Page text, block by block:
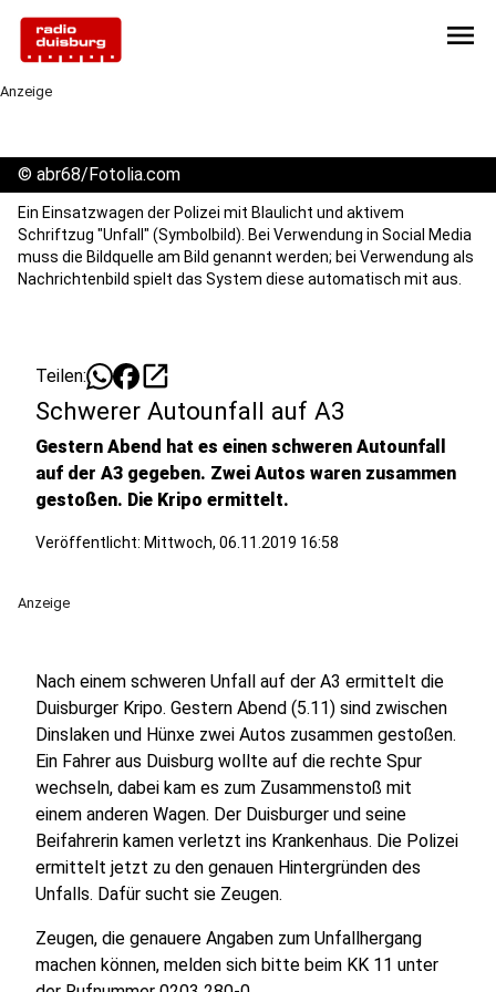
menu
Anzeige
© abr68/Fotolia.com
Ein Einsatzwagen der Polizei mit Blaulicht und aktivem
Schriftzug "Unfall" (Symbolbild). Bei Verwendung in Social Media
muss die Bildquelle am Bild genannt werden; bei Verwendung als
Nachrichtenbild spielt das System diese automatisch mit aus.
Teilen: open_in_new
Schwerer Autounfall auf A3
Gestern Abend hat es einen schweren Autounfall
auf der A3 gegeben. Zwei Autos waren zusammen
gestoßen. Die Kripo ermittelt.
Veröffentlicht: Mittwoch, 06.11.2019 16:58
Anzeige
Nach einem schweren Unfall auf der A3 ermittelt die
Duisburger Kripo. Gestern Abend (5.11) sind zwischen
Dinslaken und Hünxe zwei Autos zusammen gestoßen.
Ein Fahrer aus Duisburg wollte auf die rechte Spur
wechseln, dabei kam es zum Zusammenstoß mit
einem anderen Wagen. Der Duisburger und seine
Beifahrerin kamen verletzt ins Krankenhaus. Die Polizei
ermittelt jetzt zu den genauen Hintergründen des
Unfalls. Dafür sucht sie Zeugen.
Zeugen, die genauere Angaben zum Unfallhergang
machen können, melden sich bitte beim KK 11 unter